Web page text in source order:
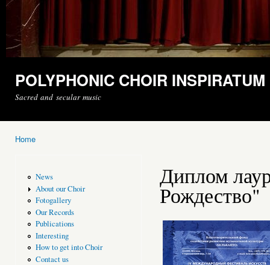
POLYPHONIC CHOIR INSPIRATUM
Sacred and secular music
Home
News
About our Choir
Fotogallery
Our Records
Publications
Interesting
How to get into Choir
Contact us
Диплом
Рождество"